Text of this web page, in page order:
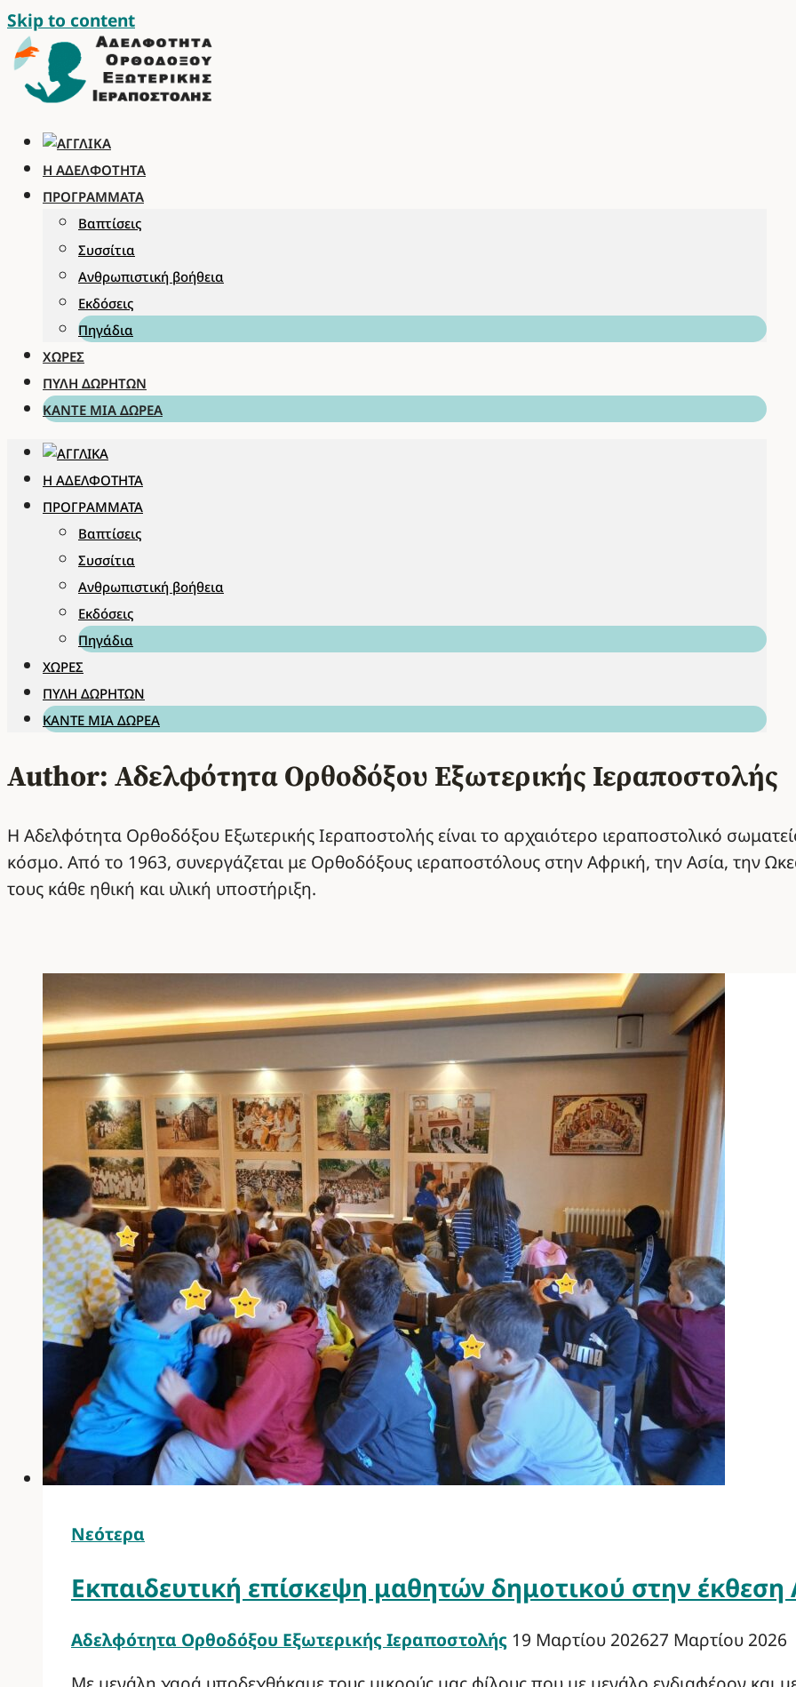
Skip to content
Η ΑΔΕΛΦΌΤΗΤΑ
ΠΡΟΓΡΆΜΜΑΤΑ
Βαπτίσεις
Συσσίτια
Ανθρωπιστική βοήθεια
Εκδόσεις
Πηγάδια
ΧΏΡΕΣ
ΠΎΛΗ ΔΩΡΗΤΏΝ
ΚΆΝΤΕ ΜΊΑ ΔΩΡΕΆ
Η ΑΔΕΛΦΌΤΗΤΑ
ΠΡΟΓΡΆΜΜΑΤΑ
Βαπτίσεις
Συσσίτια
Ανθρωπιστική βοήθεια
Εκδόσεις
Πηγάδια
ΧΏΡΕΣ
ΠΎΛΗ ΔΩΡΗΤΏΝ
ΚΆΝΤΕ ΜΊΑ ΔΩΡΕΆ
Author: Αδελφότητα Ορθοδόξου Εξωτερικής Ιεραποστολής
Η Αδελφότητα Ορθοδόξου Εξωτερικής Ιεραποστολής είναι το αρχαιότερο ιεραποστολικό
κόσμο. Από το 1963, συνεργάζεται με Ορθοδόξους ιεραποστόλους στην Αφρική, την Ασία, την
τους κάθε ηθική και υλική υποστήριξη.
Νεότερα
Εκπαιδευτική επίσκεψη μαθητών δημοτικού στην έκθεση
Αδελφότητα Ορθοδόξου Εξωτερικής Ιεραποστολής 19 Μαρτίου 202627 Μαρτίου 2026